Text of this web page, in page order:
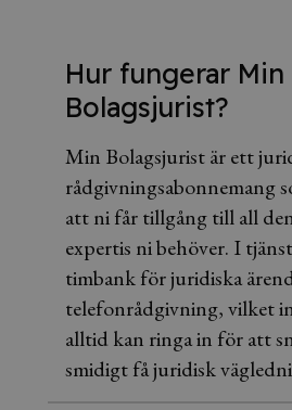
Hur fungerar Min
Bolagsjurist?
Min Bolagsjurist är ett
rådgivningsabonnemang
att ni får tillgång till all
expertis ni behöver. I
timbank för juridiska
telefonrådgivning, vilket
alltid kan ringa in för att
smidigt få juridisk